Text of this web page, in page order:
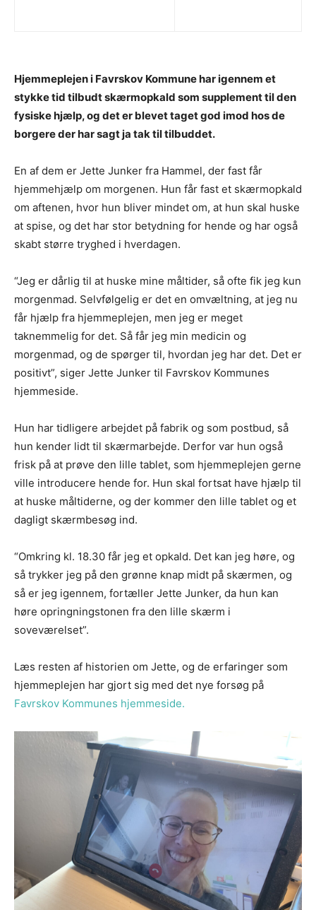
Hjemmeplejen i Favrskov Kommune har igennem et
stykke tid tilbudt skærmopkald som supplement til den
fysiske hjælp, og det er blevet taget god imod hos de
borgere der har sagt ja tak til tilbuddet.
En af dem er Jette Junker fra Hammel, der fast får
hjemmehjælp om morgenen. Hun får fast et skærmopkald
om aftenen, hvor hun bliver mindet om, at hun skal huske
at spise, og det har stor betydning for hende og har også
skabt større tryghed i hverdagen.
“Jeg er dårlig til at huske mine måltider, så ofte fik jeg kun
morgenmad. Selvfølgelig er det en omvæltning, at jeg nu
får hjælp fra hjemmeplejen, men jeg er meget
taknemmelig for det. Så får jeg min medicin og
morgenmad, og de spørger til, hvordan jeg har det. Det er
positivt”, siger Jette Junker til Favrskov Kommunes
hjemmeside.
Hun har tidligere arbejdet på fabrik og som postbud, så
hun kender lidt til skærmarbejde. Derfor var hun også
frisk på at prøve den lille tablet, som hjemmeplejen gerne
ville introducere hende for. Hun skal fortsat have hjælp til
at huske måltiderne, og der kommer den lille tablet og et
dagligt skærmbesøg ind.
“Omkring kl. 18.30 får jeg et opkald. Det kan jeg høre, og
så trykker jeg på den grønne knap midt på skærmen, og
så er jeg igennem, fortæller Jette Junker, da hun kan
høre opringningstonen fra den lille skærm i
soveværelset”.
Læs resten af historien om Jette, og de erfaringer som
hjemmeplejen har gjort sig med det nye forsøg på
Favrskov Kommunes hjemmeside.